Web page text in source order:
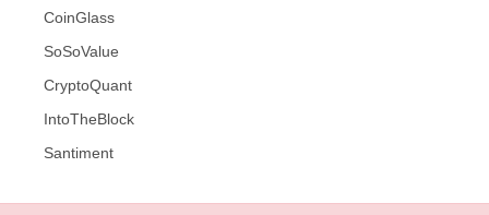
CoinGlass
SoSoValue
CryptoQuant
IntoTheBlock
Santiment